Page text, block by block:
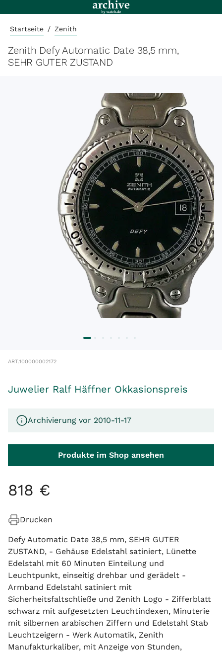
Startseite / Zenith
Zenith Defy Automatic Date 38,5 mm,
SEHR GUTER ZUSTAND
ART.100000002172
Juwelier Ralf Häffner Okkasionspreis
Archivierung vor 2010-11-17
Produkte im Shop ansehen
818 €
Drucken
Defy Automatic Date 38,5 mm, SEHR GUTER
ZUSTAND, - Gehäuse Edelstahl satiniert, Lünette
Edelstahl mit 60 Minuten Einteilung und
Leuchtpunkt, einseitig drehbar und gerädelt -
Armband Edelstahl satiniert mit
Sicherheitsfaltschließe und Zenith Logo - Zifferblatt
schwarz mit aufgesetzten Leuchtindexen, Minuterie
mit silbernen arabischen Ziffern und Edelstahl Stab
Leuchtzeigern - Werk Automatik, Zenith
Manufakturkaliber, mit Anzeige von Stunden,